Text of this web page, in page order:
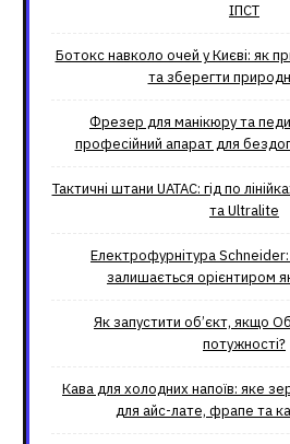
ІПСТ
Ботокс навколо очей у Києві: як
та зберегти
Фрезер для манікюру та
професійний апарат для
Тактичні штани UATAC: гід по
та Ultralite
Електрофурнітура
залишається орієнтиром
Як запустити об’єкт, якщо
потужності?
Кава для холодних напоїв: яке
для айс-лате, фрапе та